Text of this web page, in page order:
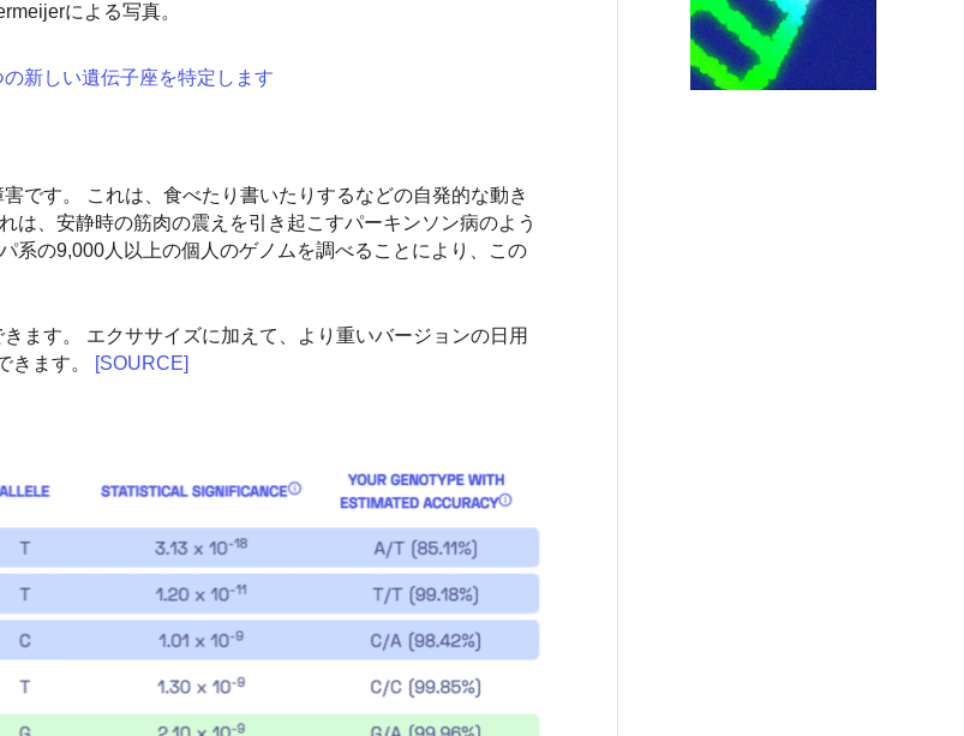
による写真。
新しい遺伝子座を特定します
です。 これは、食べたり書いたりするなどの自発的な動き
、安静時の筋肉の震えを引き起こすパーキンソン病のよう
系の9,000人以上の個人のゲノムを調べることにより、この
ます。 エクササイズに加えて、より重いバージョンの日用
きます。
[SOURCE]